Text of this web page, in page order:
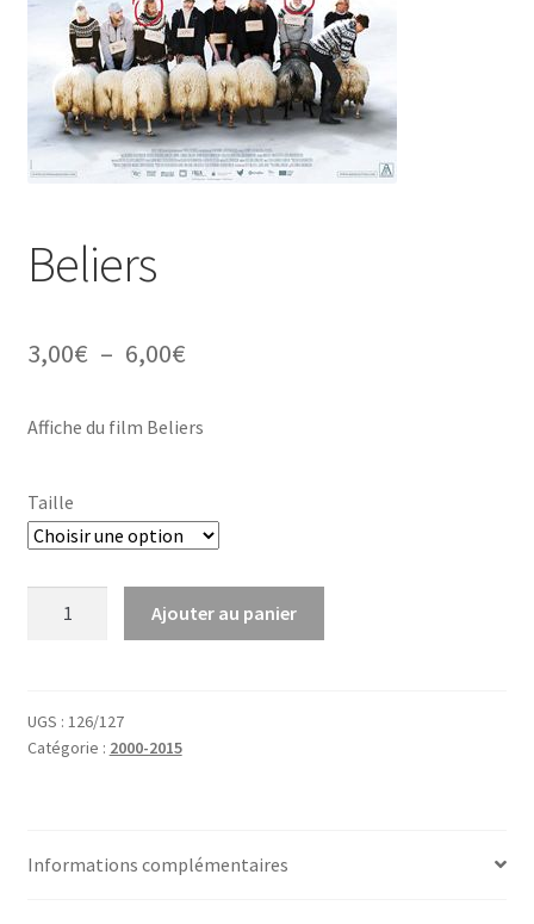
Beliers
3,00€ – 6,00€Plage
prix :
à
Affiche du film Beliers
Taille
Ajouter au panier
UGS : 126/127
Catégorie : 2000-2015
Informations complémentaires